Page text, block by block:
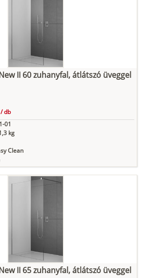
II 60 zuhanyfal, átlátszó üveggel
/db
01
kg
Clean
II 65 zuhanyfal, átlátszó üveggel